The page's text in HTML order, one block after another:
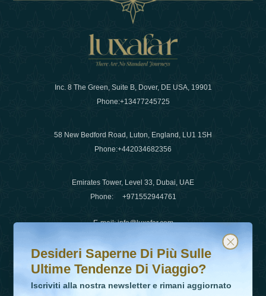
Inc. 8 The Green, Suite B, Dover, DE USA, 19901
Phone:+13477245725
58 New Bedford Road, Luton, England, LU1 1SH
Phone:+442034682356
Emirates Tower, Level 33, Dubai, UAE
Phone: +971552944761
E-mail:info@luxafar.com
WhatsApp No
+442034682356
Desideri saperne di più sulle ultime tendenze di viaggio?
Iscriviti alla nostra newsletter e rimani aggiornato
Desideri Saperne Di Più Sulle
Ultime Tendenze Di Viaggio?
Iscriviti alla nostra newsletter e rimani aggiornato